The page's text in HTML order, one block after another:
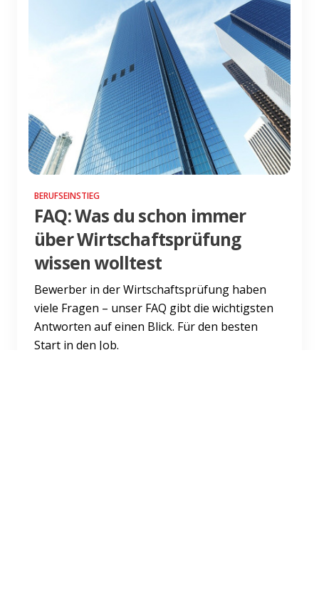
BERUFSEINSTIEG
FAQ: Was du schon immer
über Wirtschaftsprüfung
wissen wolltest
Bewerber in der Wirtschaftsprüfung haben
viele Fragen – unser FAQ gibt die wichtigsten
Antworten auf einen Blick. Für den besten
Start in den Job.